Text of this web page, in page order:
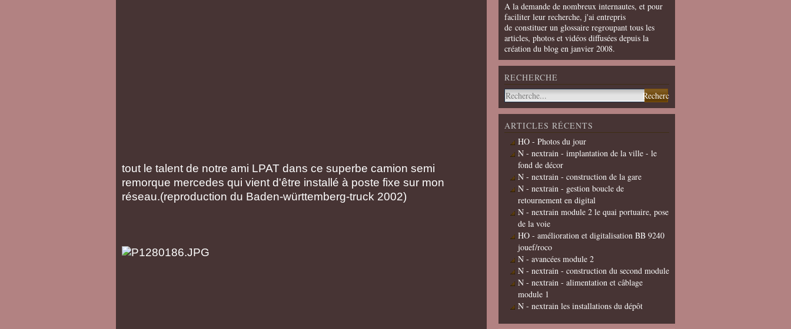
tout le talent de notre ami LPAT dans ce superbe camion semi
remorque mercedes qui vient d'être installé à poste fixe sur mon
réseau.(reproduction du Baden-württemberg-truck 2002)
A la demande de nombreux internautes, et pour
faciliter leur recherche, j'ai entrepris
de constituer un glossaire regroupant tous les
articles, photos et vidéos diffusées depuis la
création du blog en janvier 2008.
RECHERCHE
ARTICLES RÉCENTS
HO - Photos du jour
N - nextrain - implantation de la ville - le
fond de décor
N - nextrain - construction de la gare
N - nextrain - gestion boucle de
retournement en digital
N - nextrain module 2 le quai portuaire, pose
de la voie
HO - amélioration et digitalisation BB 9240
jouef/roco
N - avancées module 2
N - nextrain - construction du second module
N - nextrain - alimentation et câblage
module 1
N - nextrain les installations du dépôt